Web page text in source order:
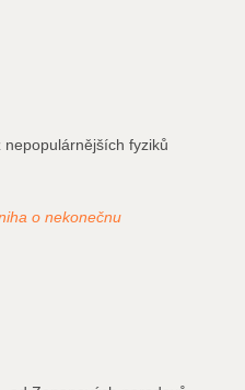
fyziků
o nekonečnu